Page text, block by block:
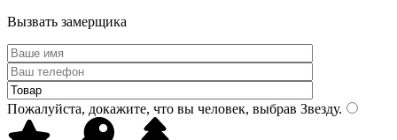
Вызвать замерщика
Пожалуйста, докажите, что вы человек, выбрав Звезду.